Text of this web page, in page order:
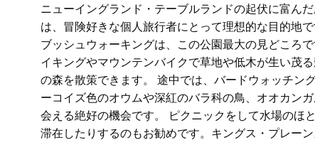
ニューイングランド・テーブルランドの起伏に富ん
は、冒険好きな個人旅行者にとって理想的な目的地
ブッシュウォーキングは、この公園最大の見どころ
イキングやマウンテンバイクで草地や低木が生い茂
の森を散策できます。 途中では、バードウォッチン
ーコイズ色のオウムや深紅のバラ科の鳥、オオカン
会える絶好の機会です。 ピクニックをして水場のほ
滞在したりするのもお勧めです。キングス・プレー